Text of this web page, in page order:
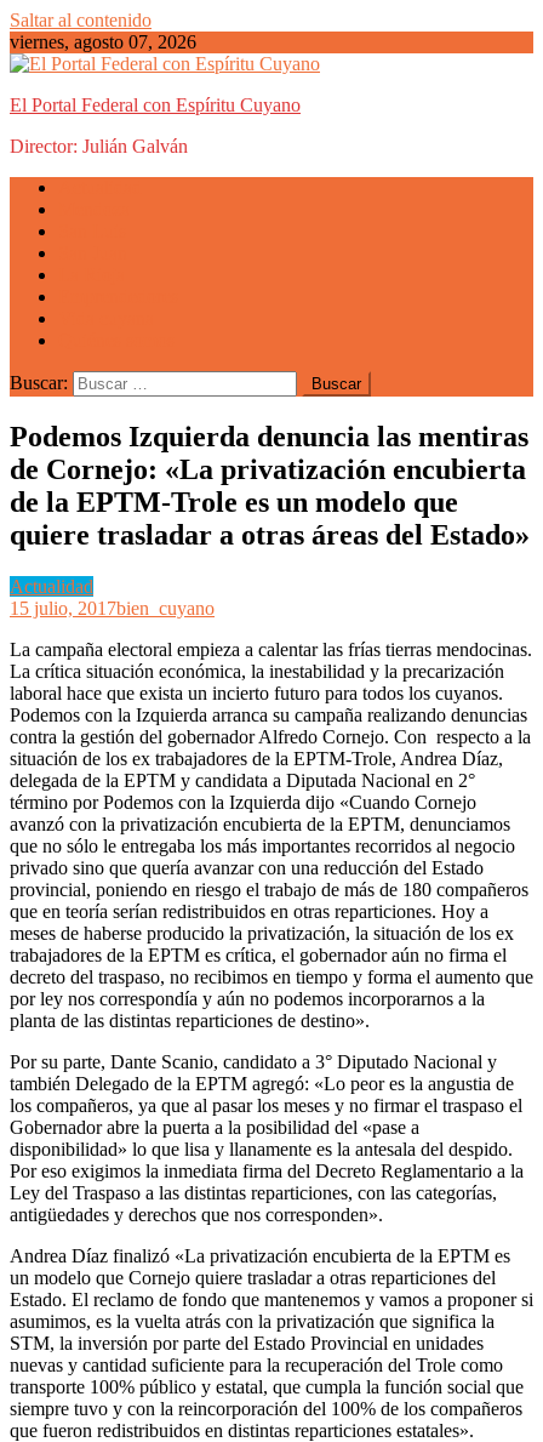
Saltar al contenido
viernes, agosto 07, 2026
El Portal Federal con Espíritu Cuyano
Director: Julián Galván
Buscar:
Podemos Izquierda denuncia las mentiras
de Cornejo: «La privatización encubierta
de la EPTM-Trole es un modelo que
quiere trasladar a otras áreas del Estado»
Actualidad
15 julio, 2017bien_cuyano
La campaña electoral empieza a calentar las frías tierras mendocinas.
La crítica situación económica, la inestabilidad y la precarización
laboral hace que exista un incierto futuro para todos los cuyanos.
Podemos con la Izquierda arranca su campaña realizando denuncias
contra la gestión del gobernador Alfredo Cornejo. Con respecto a la
situación de los ex trabajadores de la EPTM-Trole, Andrea Díaz,
delegada de la EPTM y candidata a Diputada Nacional en 2°
término por Podemos con la Izquierda dijo «Cuando Cornejo
avanzó con la privatización encubierta de la EPTM, denunciamos
que no sólo le entregaba los más importantes recorridos al negocio
privado sino que quería avanzar con una reducción del Estado
provincial, poniendo en riesgo el trabajo de más de 180 compañeros
que en teoría serían redistribuidos en otras reparticiones. Hoy a
meses de haberse producido la privatización, la situación de los ex
trabajadores de la EPTM es crítica, el gobernador aún no firma el
decreto del traspaso, no recibimos en tiempo y forma el aumento que
por ley nos correspondía y aún no podemos incorporarnos a la
planta de las distintas reparticiones de destino».
Por su parte, Dante Scanio, candidato a 3° Diputado Nacional y
también Delegado de la EPTM agregó: «Lo peor es la angustia de
los compañeros, ya que al pasar los meses y no firmar el traspaso el
Gobernador abre la puerta a la posibilidad del «pase a
disponibilidad» lo que lisa y llanamente es la antesala del despido.
Por eso exigimos la inmediata firma del Decreto Reglamentario a la
Ley del Traspaso a las distintas reparticiones, con las categorías,
antigüedades y derechos que nos corresponden».
Andrea Díaz finalizó «La privatización encubierta de la EPTM es
un modelo que Cornejo quiere trasladar a otras reparticiones del
Estado. El reclamo de fondo que mantenemos y vamos a proponer si
asumimos, es la vuelta atrás con la privatización que significa la
STM, la inversión por parte del Estado Provincial en unidades
nuevas y cantidad suficiente para la recuperación del Trole como
transporte 100% público y estatal, que cumpla la función social que
siempre tuvo y con la reincorporación del 100% de los compañeros
que fueron redistribuidos en distintas reparticiones estatales».